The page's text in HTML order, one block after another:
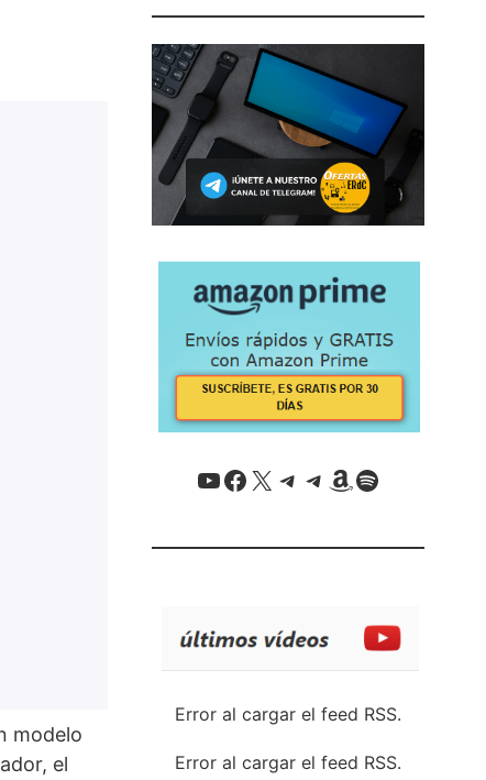
modelo
el
YouTube
Facebook
X / Twitter
Telegram
Telegram
Amazon
Spotify
Error al cargar el feed RSS.
Error al cargar el feed RSS.